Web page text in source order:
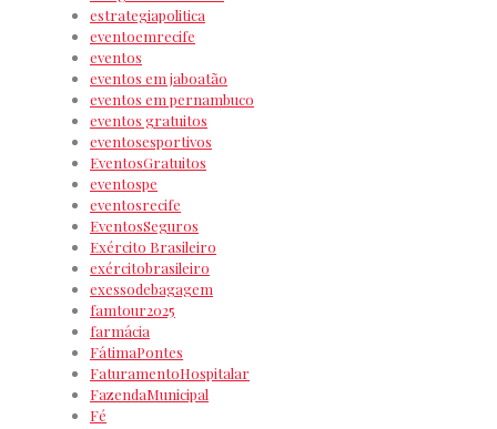
estrategiapolitica
eventoemrecife
eventos
eventos em jaboatão
eventos em pernambuco
eventos gratuitos
eventosesportivos
EventosGratuitos
eventospe
eventosrecife
EventosSeguros
Exército Brasileiro
exércitobrasileiro
exessodebagagem
famtour2025
farmácia
FátimaPontes
FaturamentoHospitalar
FazendaMunicipal
Fé